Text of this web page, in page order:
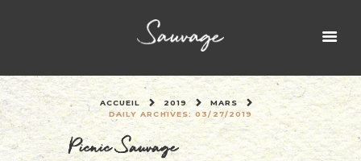
ACCUEIL 2019
MARS
DAILY ARCHIVES: 03/27/2019
Picnic Sauvage